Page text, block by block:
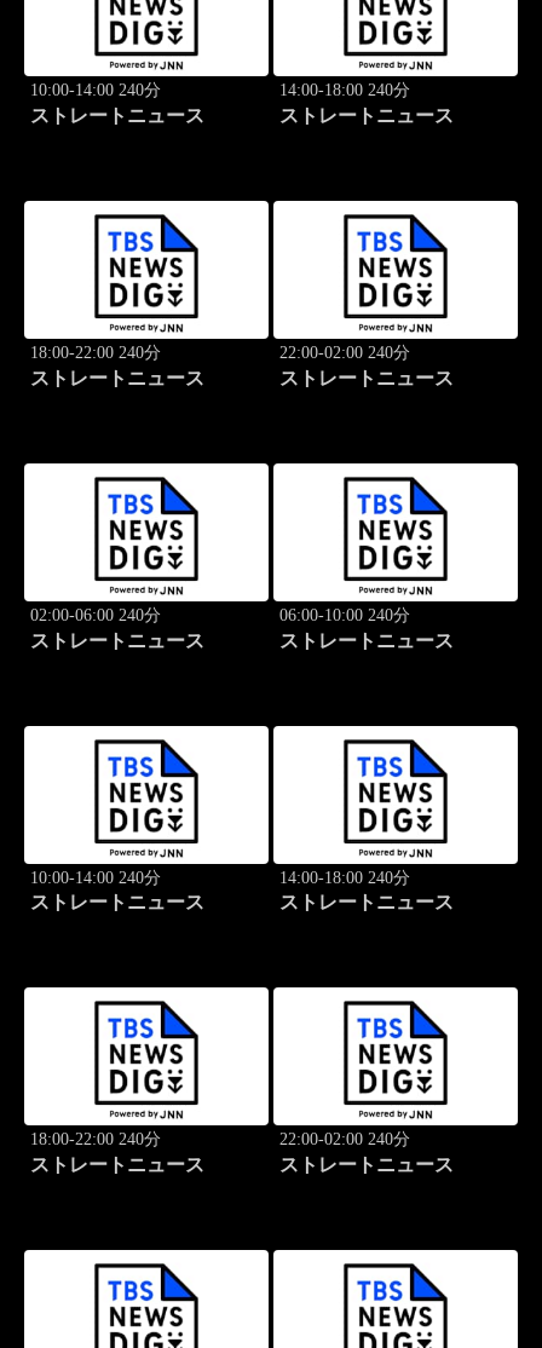
10:00-14:00 240分
ストレートニュース
14:00-18:00 240分
ストレートニュース
18:00-22:00 240分
ストレートニュース
22:00-02:00 240分
ストレートニュース
02:00-06:00 240分
ストレートニュース
06:00-10:00 240分
ストレートニュース
10:00-14:00 240分
ストレートニュース
14:00-18:00 240分
ストレートニュース
18:00-22:00 240分
ストレートニュース
22:00-02:00 240分
ストレートニュース